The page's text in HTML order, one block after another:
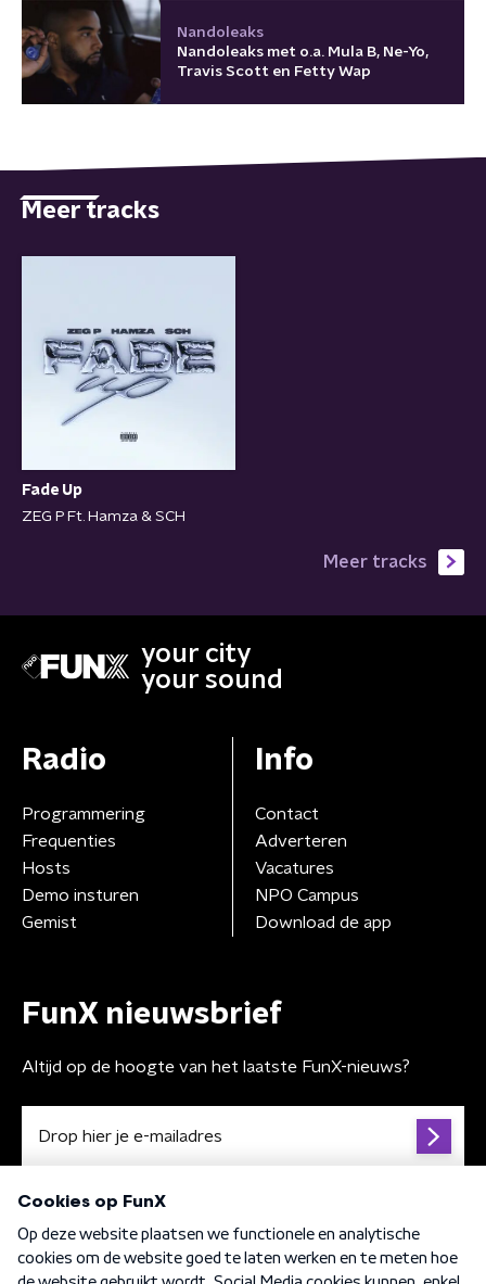
Nandoleaks
Nandoleaks met o.a. Mula B, Ne-Yo,
Travis Scott en Fetty Wap
Meer tracks
Fade Up
ZEG P Ft. Hamza & SCH
Meer tracks
your city
your sound
Radio
Programmering
Frequenties
Hosts
Demo insturen
Gemist
Info
Contact
Adverteren
Vacatures
NPO Campus
Download de app
FunX nieuwsbrief
Altijd op de hoogte van het laatste FunX-nieuws?